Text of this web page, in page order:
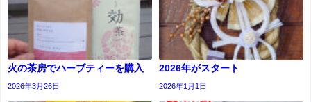
火の茶房でハーブティーを購入
2026年3月26日
2026年がスタート
2026年1月1日